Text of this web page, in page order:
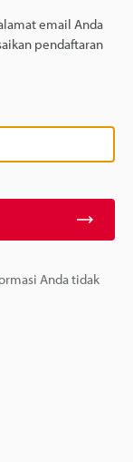
email Anda
pendaftaran
Anda tidak